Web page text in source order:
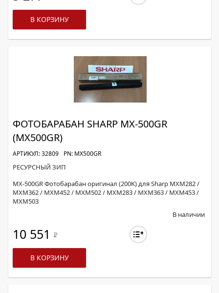
В КОРЗИНУ
ФОТОБАРАБАН SHARP MX-500GR
(MX500GR)
АРТИКУЛ: 32809 PN: MX500GR
РЕСУРСНЫЙ ЗИП
MX-500GR Фотобарабан оригинал (200K) для Sharp MXM282 /
MXM362 / MXM452 / MXM502 / MXM283 / MXM363 / MXM453 /
MXM503
В наличии
10 551 Р
В КОРЗИНУ